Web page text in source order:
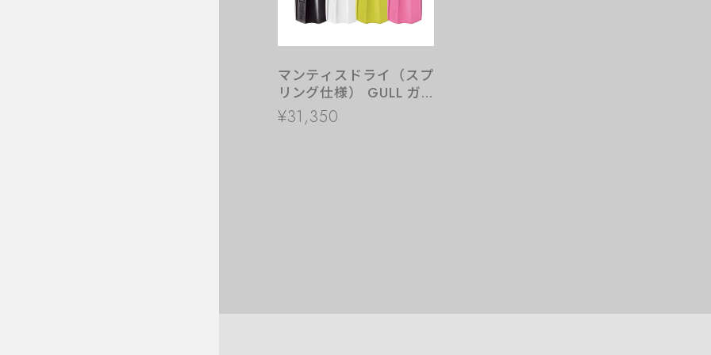
マンティスドライ（スプ
リング仕様） GULL ガ
ル ダイビング ストラッ
プフィン
¥31,350